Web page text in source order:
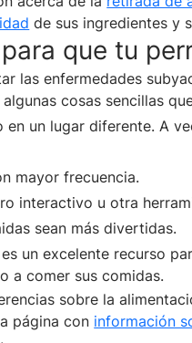
de sus ingredientes y
que tu
las enfermedades
cosas sencillas
en un lugar diferente. A
mayor frecuencia.
interactivo u otra
sean más divertidas.
un excelente recurso
a comer sus comidas.
sobre la
página con información